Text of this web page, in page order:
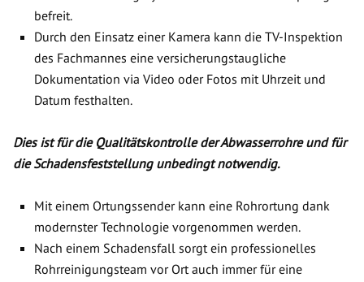
befreit.
Durch den Einsatz einer Kamera kann die TV-Inspektion
des Fachmannes eine versicherungstaugliche
Dokumentation via Video oder Fotos mit Uhrzeit und
Datum festhalten.
Dies ist für die Qualitätskontrolle der Abwasserrohre und für
die Schadensfeststellung unbedingt notwendig.
Mit einem Ortungssender kann eine Rohrortung dank
modernster Technologie vorgenommen werden.
Nach einem Schadensfall sorgt ein professionelles
Rohrreinigungsteam vor Ort auch immer für eine